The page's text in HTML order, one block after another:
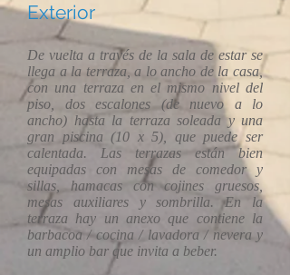
Exterior
De vuelta a través de la sala de estar se
llega a la terraza, a lo ancho de la casa,
con una terraza en el mismo nivel del
piso, dos escalones (de nuevo a lo
ancho) hasta la terraza soleada y una
gran piscina (10 x 5), que puede ser
calentada. Las terrazas están bien
equipadas con mesas de comedor y
sillas, hamacas con cojines gruesos,
mesas auxiliares y sombrilla. En la
terraza hay un anexo que contiene la
barbacoa / cocina / lavadora / nevera y
un amplio bar que invita a beber.